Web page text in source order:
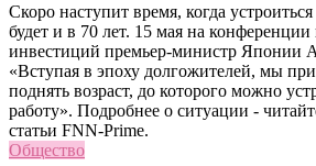
Скоро наступит время, когда
будет и в 70 лет. 15 мая на
инвестиций премьер-министр Японии
«Вступая в эпоху долгожителей, мы
поднять возраст, до которого можно
работу». Подробнее о ситуации -
статьи FNN-Prime.
Общество